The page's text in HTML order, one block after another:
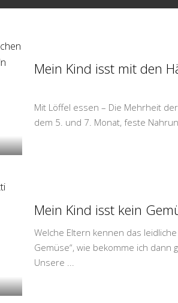
Mein Kind isst mit den
Mit Löffel essen – Die Mehrheit
dem 5. und 7. Monat, feste
Mein Kind isst kein
Welche Eltern kennen das
Gemüse“, wie bekomme ich dann
Unsere ...